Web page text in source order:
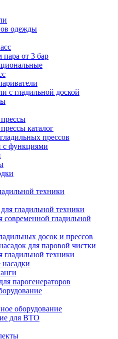
одежды
от 3 бар
с гладильной доской
каталог
прессов
с функциями
техники
гладильной техники
современной гладильной
досок и прессов
для паровой чистки
гладильной техники
парогенераторов
оборудование
для ВТО